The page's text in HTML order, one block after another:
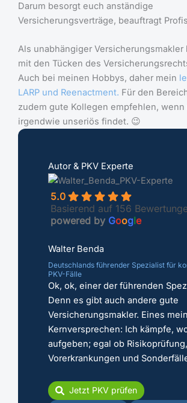
Darum besorgt euch anständige
Versicherungsverträge, beauftragt
Als unabhängiger Versicherungsmakler
mit den Tücken des
Auch bei meinen Hobbys, daher mein
LARP und Reenactment. Für den
zudem gute Kollegen empfehlen, wenn
irgendwie unseriös findet. 😉
Autor & PKV Experte
5.0
Basierend auf 156
powered by Google
Walter Benda
Deutschlands führender Spezialist für
PKV-Fälle
Ok, ok, einer der führenden
Denn es gibt auch andere gute
Versicherungsmakler. Eines
Kernversprechen: Ich kämpfe,
aufgeben; egal ob Risikoprüfung,
Vorerkrankungen und
Jetzt PKV prüfen